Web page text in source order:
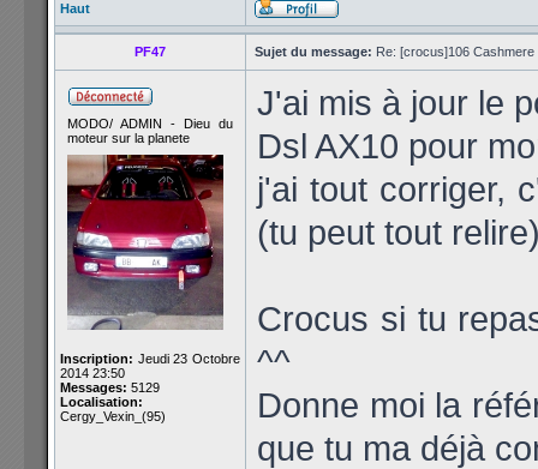
Haut
PF47 Sujet du message: Re: [crocus]106
MODO/ ADMIN - Dieu du
moteur sur la planete
Inscription: Jeudi 23 Octobre
2014 23:50
Messages: 5129
Localisation:
Cergy_Vexin_(95)
J'ai mis à jour le
Dsl AX10 pour
j'ai tout corriger,
(tu peut tout
Crocus si tu
^^
Donne moi la
que tu ma déjà